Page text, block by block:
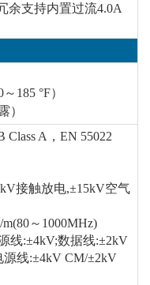
余支持内置过流4.0A
185 °F）
）
Class A，EN 55022
接触放电,±15kV空气
～1000MHz)
线:±4kV;数据线:±2kV
源线:±4kV CM/±2kV